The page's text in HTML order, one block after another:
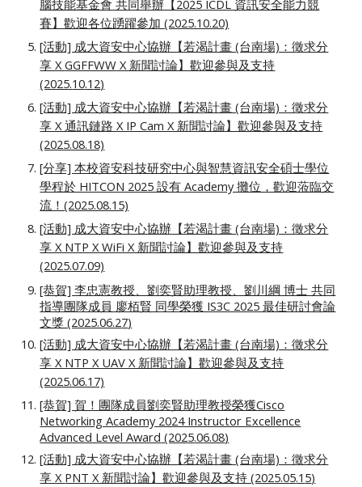
腦技能基金會 共同舉辦【2025 ICDL 資訊安全能力競
賽】歡迎各位踴躍參加 (2025.10.20)
[活動] 成大資安中心協辦【若渴計畫 (台南場)：徵求分
享 XGGFFWW X 新聞討論】歡迎參與及支持
(2025.10.1 2)
[活動] 成大資安中心協辦【若渴計畫 (台南場)：徵求分
享 X 通訊鏈路 X IP Cam X 新聞討論】歡迎參與及支持
(2025.08.18)
[分享] 本校資安科技研究中心與智慧資訊安全碩士學位
學程於 HITCON 2025 設有 Academy 攤位，歡迎蒞臨交
流！(2025.08.15)
[活動] 成大資安中心協辦【若渴計畫 (台南場)：徵求分
享 X NTP X WiFi X 新聞討論】歡迎參與及支持
(2025.07.09)
[恭賀] 李忠憲教授、劉奕賢助理教授、劉川綱 博士 共同
指導團隊成員 廖栢賢 同學榮獲 IS3C 2025 最佳研討會論
文獎 (2025.06.27)
[活動] 成大資安中心協辦【若渴計畫 (台南場)：徵求分
享 X NTP X UAV X 新聞討論】歡迎參與及支持
(2025.06.17)
[恭賀]賀！團隊成員劉奕賢助理教授榮獲Cisco
Networking Academy 2024 Instructor Excellence
Advanced Level Award (2025.06.08)
[活動] 成大資安中心協辦【若渴計畫 (台南場)：徵求分
享 X PNT X 新聞討論】歡迎參與及支持 (2025.05.1 5)